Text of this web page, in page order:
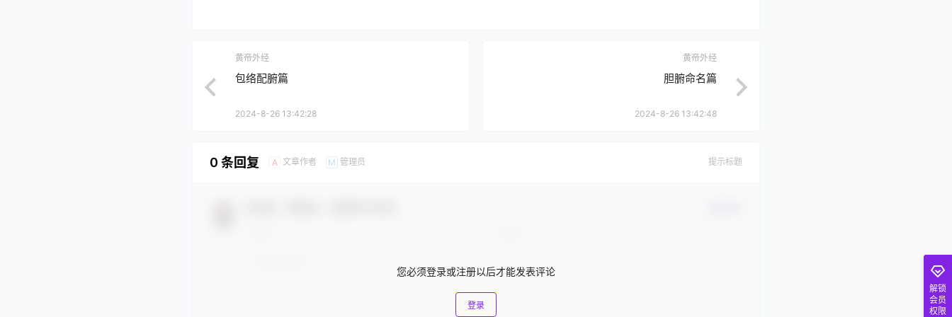
黄帝外经
包络配腑篇
2024-8-26 13:42:28
黄帝外经
胆腑命名篇
2024-8-26 13:42:48
0 条回复 A 文章作者 M 管理员 提示标题
您必须登录或注册以后才能发表评论
登录
解锁
会员
权限